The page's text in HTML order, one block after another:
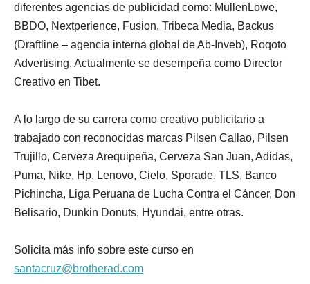
diferentes agencias de publicidad como: MullenLowe,
BBDO, Nextperience, Fusion, Tribeca Media, Backus
(Draftline – agencia interna global de Ab-Inveb), Roqoto
Advertising. Actualmente se desempeña como Director
Creativo en Tibet.
A lo largo de su carrera como creativo publicitario a
trabajado con reconocidas marcas Pilsen Callao, Pilsen
Trujillo, Cerveza Arequipeña, Cerveza San Juan, Adidas,
Puma, Nike, Hp, Lenovo, Cielo, Sporade, TLS, Banco
Pichincha, Liga Peruana de Lucha Contra el Cáncer, Don
Belisario, Dunkin Donuts, Hyundai, entre otras.
Solicita más info sobre este curso en
santacruz@brotherad.com